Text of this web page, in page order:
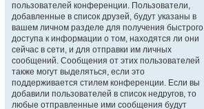
пользователей конференции. Пользователи,
добавленные в список друзей, будут указаны в
вашем личном разделе для получения быстрого
доступа к информации о том, находятся ли они
сейчас в сети, и для отправки им личных
сообщений. Сообщения от этих пользователей
также могут выделяться, если это
поддерживается стилем конференции. Если вы
добавили пользователей в список недругов, то
любые отправленные ими сообщения будут